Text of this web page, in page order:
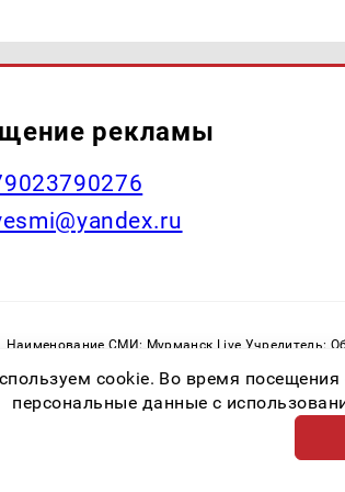
рекламы
Наименование СМИ: Мурманск Live Учредитель:
орган: Федеральная служба по надзору в
Регистрационный
cookie. Во время
персональные данные с